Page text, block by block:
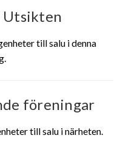
Utsikten
till salu i denna
föreningar
till salu i närheten.